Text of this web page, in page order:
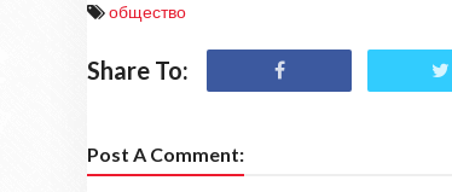
общество
Share To:
Post A Comment: